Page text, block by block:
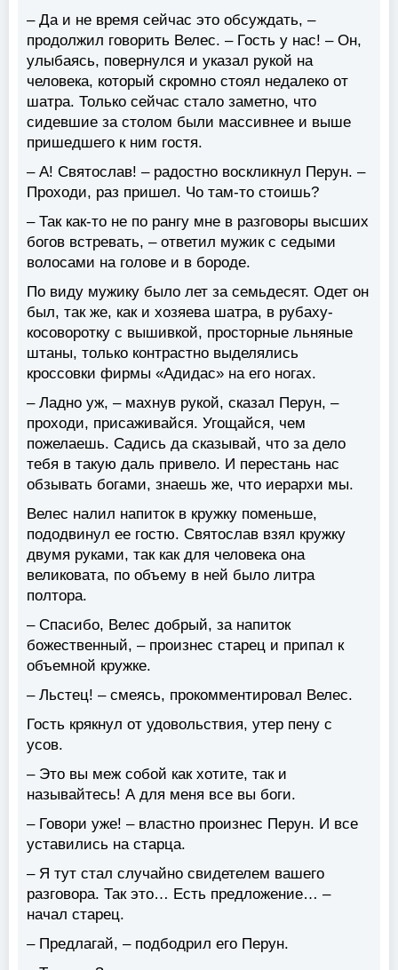
– Да и не время сейчас это обсуждать, –
продолжил говорить Велес. – Гость у нас! – Он,
улыбаясь, повернулся и указал рукой на
человека, который скромно стоял недалеко от
шатра. Только сейчас стало заметно, что
сидевшие за столом были массивнее и выше
пришедшего к ним гостя.
– А! Святослав! – радостно воскликнул Перун. –
Проходи, раз пришел. Чо там-то стоишь?
– Так как-то не по рангу мне в разговоры высших
богов встревать, – ответил мужик с седыми
волосами на голове и в бороде.
По виду мужику было лет за семьдесят. Одет он
был, так же, как и хозяева шатра, в рубаху-
косоворотку с вышивкой, просторные льняные
штаны, только контрастно выделялись
кроссовки фирмы «Адидас» на его ногах.
– Ладно уж, – махнув рукой, сказал Перун, –
проходи, присаживайся. Угощайся, чем
пожелаешь. Садись да сказывай, что за дело
тебя в такую даль привело. И перестань нас
обзывать богами, знаешь же, что иерархи мы.
Велес налил напиток в кружку поменьше,
пододвинул ее гостю. Святослав взял кружку
двумя руками, так как для человека она
великовата, по объему в ней было литра
полтора.
– Спасибо, Велес добрый, за напиток
божественный, – произнес старец и припал к
объемной кружке.
– Льстец! – смеясь, прокомментировал Велес.
Гость крякнул от удовольствия, утер пену с
усов.
– Это вы меж собой как хотите, так и
называйтесь! А для меня все вы боги.
– Говори уже! – властно произнес Перун. И все
уставились на старца.
– Я тут стал случайно свидетелем вашего
разговора. Так это… Есть предложение… –
начал старец.
– Предлагай, – подбодрил его Перун.